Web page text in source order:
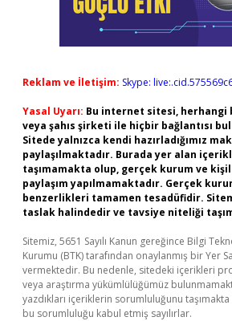
Reklam ve İletişim: Skype:
Yasal Uyarı: Bu internet sitesi, herhangi
veya şahıs şirketi ile hiçbir bağlantısı
Sitede yalnızca kendi hazırladığımız
paylaşılmaktadır. Burada yer alan
taşımamakta olup, gerçek kurum ve
paylaşım yapılmamaktadır. Gerçek
benzerlikleri tamamen tesadüfidir.
taslak halindedir ve tavsiye niteliği
Sitemiz, 5651 Sayılı Kanun gereğince Bilgi
Kurumu (BTK) tarafından onaylanmış bir Yer
vermektedir. Bu nedenle, sitedeki içerikleri
veya araştırma yükümlülüğümüz
yazdıkları içeriklerin sorumluluğunu
bu sorumluluğu kabul etmiş sayılırlar.